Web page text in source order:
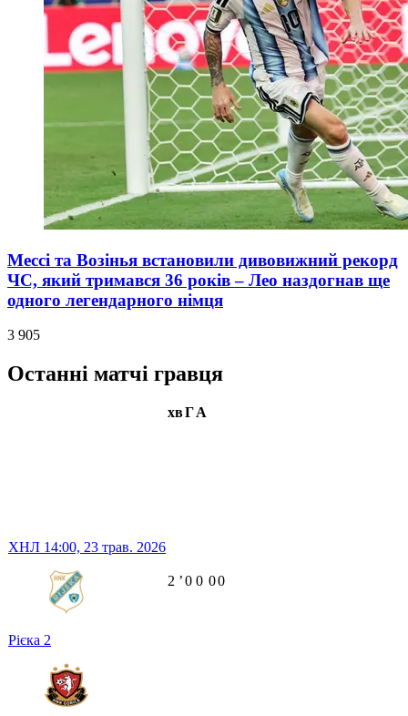
Мессі та Возінья встановили дивовижний рекорд
ЧС, який тримався 36 років – Лео наздогнав ще
одного легендарного німця
3 905
Останні матчі гравця
хвГА
ХНЛ 14:00, 23 трав. 2026
Рієка 2
2 ʼ0 0 00